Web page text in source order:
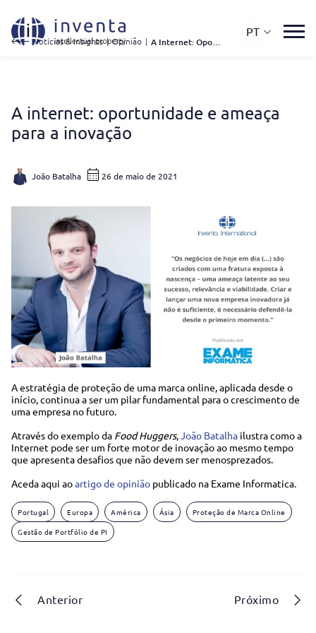
PT
Notícias & Insights | Opinião | A Internet: Oportunidade e Ameaça Para a Inovação
A internet: oportunidade e ameaça
para a inovação
João Batalha 26 de maio de 2021
A estratégia de proteção de uma marca online, aplicada desde o
início, continua a ser um pilar fundamental para o crescimento de
uma empresa no futuro.
Através do exemplo da Food Huggers,João Batalha ilustra como a
Internet pode ser um forte motor de inovação ao mesmo tempo
que apresenta desafios que não devem ser menosprezados.
Aceda aqui aoartigo de opinião publicado na Exame Informatica.
Portugal Europa América Ásia
Proteção de Marca Online
Gestão de Portfólio de PI
Anterior Próximo